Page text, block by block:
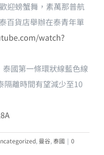
迎螃蟹舞，素萬那普航
百貨店舉辦在泰青年單
watch?
國第一條環狀線藍色線
隔離時間有望減少至10
, 曼谷, 泰國 | 0